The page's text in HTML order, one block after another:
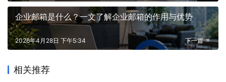
企业邮箱是什么？一文了解企业邮箱的作用与优势
下一篇
2026年4月28日 下午5:34
相关推荐